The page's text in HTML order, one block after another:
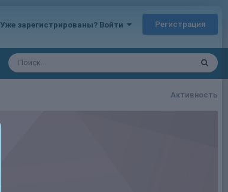
Уже зарегистрированы? Войти Регистрация
Активность